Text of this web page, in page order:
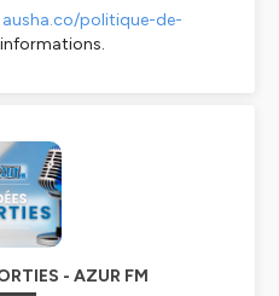
ausha.co/politique-de-
- AZUR FM